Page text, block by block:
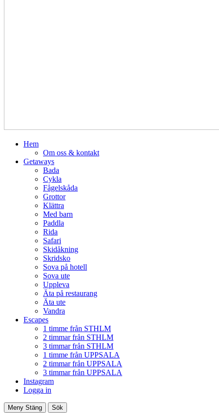
Hem
Om oss & kontakt
Getaways
Bada
Cykla
Fågelskåda
Grottor
Klättra
Med barn
Paddla
Rida
Safari
Skidåkning
Skridsko
Sova på hotell
Sova ute
Uppleva
Äta på restaurang
Äta ute
Vandra
Escapes
1 timme från STHLM
2 timmar från STHLM
3 timmar från STHLM
1 timme från UPPSALA
2 timmar från UPPSALA
3 timmar från UPPSALA
Instagram
Logga in
Meny Stäng Sök